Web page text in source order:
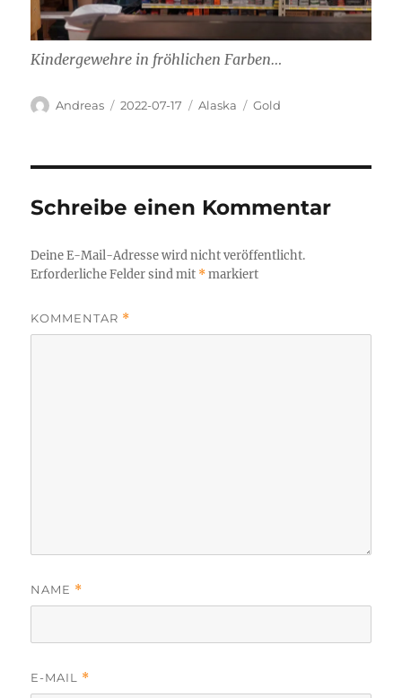
Kindergewehre in fröhlichen Farben…
Autor
Andreas
Veröffentlicht
2022-07-17 Kategorien
Alaska Schlagwörter
Gold
Schreibe einen Kommentar
Deine E-Mail-Adresse wird nicht veröffentlicht.
Erforderliche Felder sind mit *markiert
KOMMENTAR *
NAME *
E-MAIL *